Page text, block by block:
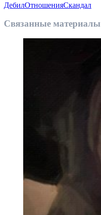
ДебилОтношенияСкандал
Связанные материалы